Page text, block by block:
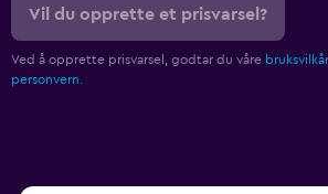
Vil du opprette et prisvarsel?
Ved å opprette prisvarsel, godtar du våre bruksvilkår
personvern.